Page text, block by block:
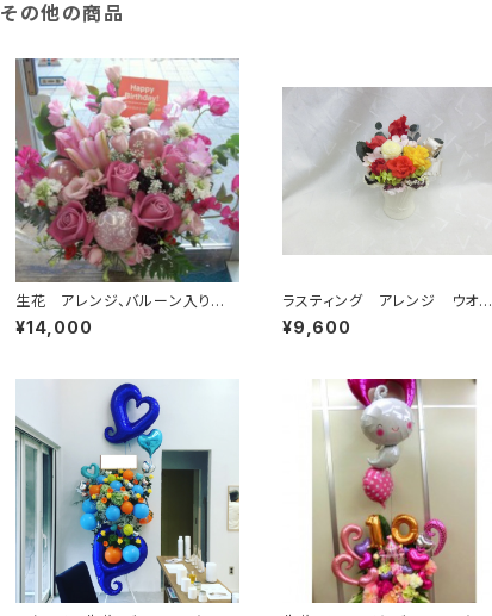
その他の商品
生花 アレンジ、バルーン入り 1
4
¥14,000
ラスティング アレンジ ウオー
ムカラー
¥9,600